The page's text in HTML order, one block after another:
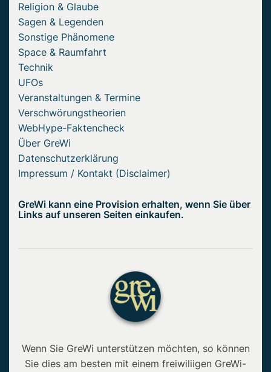
Religion & Glaube
Sagen & Legenden
Sonstige Phänomene
Space & Raumfahrt
Technik
UFOs
Veranstaltungen & Termine
Verschwörungstheorien
WebHype-Faktencheck
Über GreWi
Datenschutzerklärung
Impressum / Kontakt (Disclaimer)
GreWi kann eine Provision erhalten, wenn Sie über
Links auf unseren Seiten einkaufen.
Wenn Sie GreWi unterstützen möchten, so können
Sie dies am besten mit einem freiwiliigen GreWi-